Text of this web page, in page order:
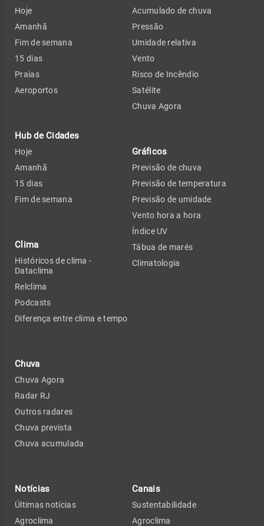
Hoje
Amanhã
Fim de semana
15 dias
Praias
Aeroportos
Hub de Cidades
Hoje
Amanhã
15 dias
Fim de semana
Clima
Históricos de clima -
Dataclima
Relclima
Podcasts
Diferença entre clima e tempo
Chuva
Chuva Agora
Radar RJ
Outros radares
Chuva prevista
Chuva acumulada
Acumulado de chuva
Pressão
Umidade relativa
Vento
Risco de Incêndio
Satélite
Chuva Agora
Gráficos
Previsão de chuva
Previsão de temperatura
Previsão de umidade
Vento hora a hora
Índice UV
Tábua de marés
Climatologia
Notícias
Últimas notícias
Agroclima
Canais
Sustentabilidade
Agroclima